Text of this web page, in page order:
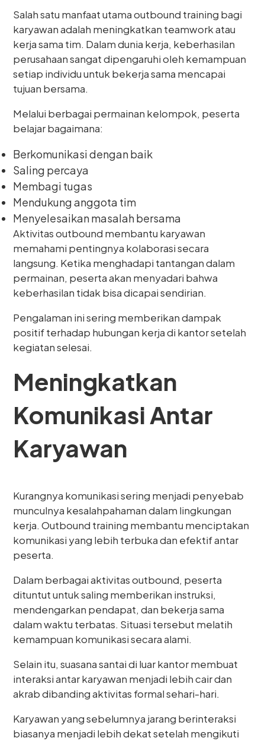
Salah satu manfaat utama outbound training bagi
karyawan adalah meningkatkan teamwork atau
kerja sama tim. Dalam dunia kerja, keberhasilan
perusahaan sangat dipengaruhi oleh kemampuan
setiap individu untuk bekerja sama mencapai
tujuan bersama.
Melalui berbagai permainan kelompok, peserta
belajar bagaimana:
Berkomunikasi dengan baik
Saling percaya
Membagi tugas
Mendukung anggota tim
Menyelesaikan masalah bersama
Aktivitas outbound membantu karyawan
memahami pentingnya kolaborasi secara
langsung. Ketika menghadapi tantangan dalam
permainan, peserta akan menyadari bahwa
keberhasilan tidak bisa dicapai sendirian.
Pengalaman ini sering memberikan dampak
positif terhadap hubungan kerja di kantor setelah
kegiatan selesai.
Meningkatkan
Komunikasi Antar
Karyawan
Kurangnya komunikasi sering menjadi penyebab
munculnya kesalahpahaman dalam lingkungan
kerja. Outbound training membantu menciptakan
komunikasi yang lebih terbuka dan efektif antar
peserta.
Dalam berbagai aktivitas outbound, peserta
dituntut untuk saling memberikan instruksi,
mendengarkan pendapat, dan bekerja sama
dalam waktu terbatas. Situasi tersebut melatih
kemampuan komunikasi secara alami.
Selain itu, suasana santai di luar kantor membuat
interaksi antar karyawan menjadi lebih cair dan
akrab dibanding aktivitas formal sehari-hari.
Karyawan yang sebelumnya jarang berinteraksi
biasanya menjadi lebih dekat setelah mengikuti